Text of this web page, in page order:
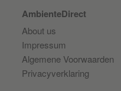
AmbienteDirect
About us
Impressum
Algemene Voorwaarden
Privacyverklaring